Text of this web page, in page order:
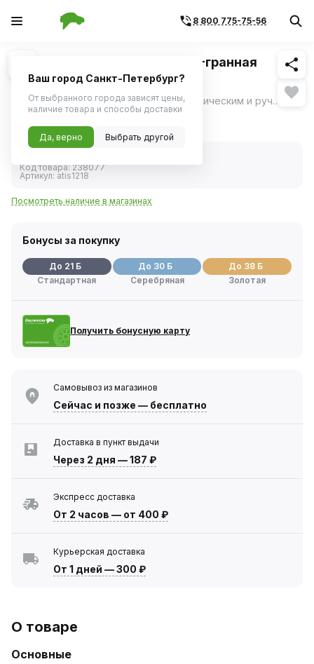
8 800 775-75-56
1/1 Похожие
Головка ударная 32мм 1/2" 6-гранная
(AIRLINE)
Предназначены для работы с пневматическим и ручным инструментом. ещё
Код товара:238077
Артикул: atis1218
Посмотреть наличие в магазинах
Бонусы за покупку
До 21 Б
Стандартная
До 30 Б
Серебряная
До 38 Б
Золотая
Получить бонусную карту
Самовывоз из магазинов
Сейчас и позже — бесплатно
Доставка в пункт выдачи
Через 2 дня —187 ₽
Экспресс доставка
От 2 часов — от 400 ₽
Курьерская доставка
От 1 дней —300 ₽
О товаре
Основные
Ваш город Санкт-Петербург?
От выбранного города зависят цены,
наличие товара и способы доставки
Да, верно Выбрать другой